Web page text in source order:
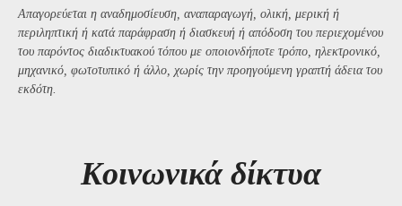
Απαγορεύεται η αναδημοσίευση, αναπαραγωγή, ολική, μερική ή
περιληπτική ή κατά παράφραση ή διασκευή ή απόδοση του περιεχομένου
του παρόντος διαδικτυακού τόπου με οποιονδήποτε τρόπο, ηλεκτρονικό,
μηχανικό, φωτοτυπικό ή άλλο, χωρίς την προηγούμενη γραπτή άδεια του
εκδότη.
Kοινωνικά δίκτυα